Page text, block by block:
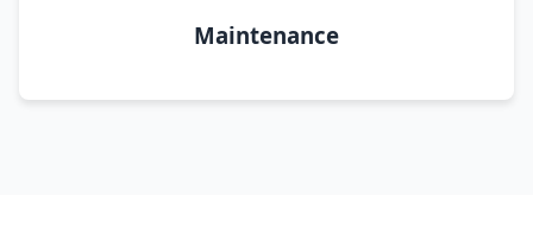
Maintenance